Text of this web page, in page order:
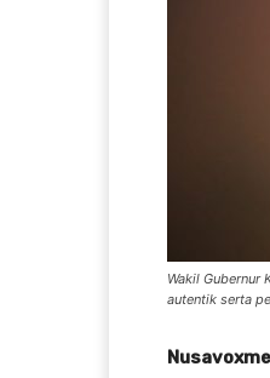
Wakil Gubernur
autentik serta